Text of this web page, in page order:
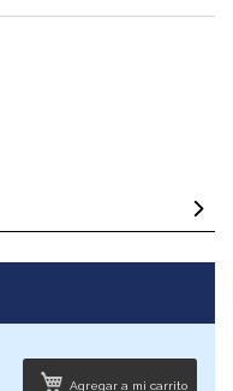
Agregar a mi carrito